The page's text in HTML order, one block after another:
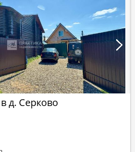
д. Серково